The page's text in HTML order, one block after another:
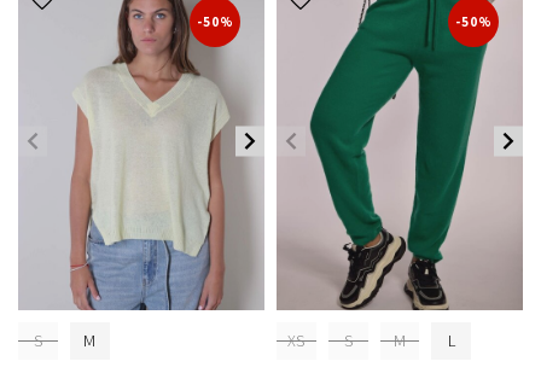
-50%
S M
-50%
XS S M L